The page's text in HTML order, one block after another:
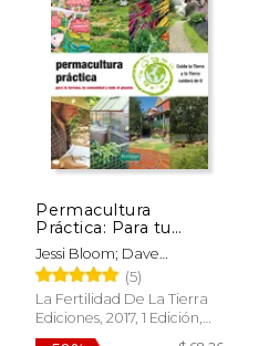
50%
dcto.
$ 74.73
$ 37.36
Permacultura
Práctica: Para tu
Terreno, tu
Comunidad y Todo el
Planeta
Jessi Bloom; Dave
Boehnlein
(5)
La Fertilidad De La Tierra
Ediciones, 2017, 1 Edición,
Tapa Blanda, Nuevo